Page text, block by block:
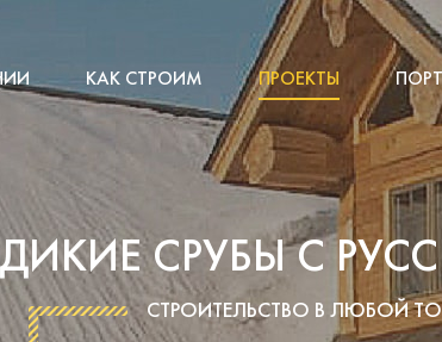
КАК СТРОИМ ПРОЕКТЫ
ДИКИЕ СРУБЫ С
СТРОИТЕЛЬСТВО В ЛЮБОЙ